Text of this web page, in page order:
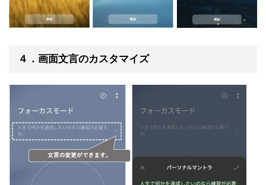
４．画面文言のカスタマイズ